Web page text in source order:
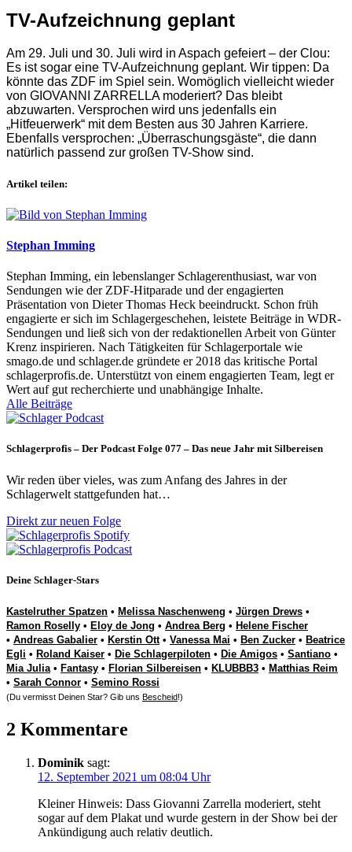
TV-Aufzeichnung geplant
Am 29. Juli und 30. Juli wird in Aspach gefeiert – der Clou:
Es ist sogar eine TV-Aufzeichnung geplant. Wir tippen: Da
könnte das ZDF im Spiel sein. Womöglich vielleicht wieder
von GIOVANNI ZARRELLA moderiert? Das bleibt
abzuwarten. Versprochen wird uns jedenfalls ein
„Hitfeuerwerk“ mit dem Besten aus 30 Jahren Karriere.
Ebenfalls versprochen: „Überraschungsgäste“, die dann
natürlich passend zur großen TV-Show sind.
Artikel teilen:
Stephan Imming
Stephan Imming, ein lebenslanger Schlagerenthusiast, war von
Sendungen wie der ZDF-Hitparade und der engagierten
Präsentation von Dieter Thomas Heck beeindruckt. Schon früh
engagierte er sich im Schlagergeschehen, leistete Beiträge in WDR-
Sendungen und ließ sich von der redaktionellen Arbeit von Günter
Krenz inspirieren. Nach Tätigkeiten für Schlagerportale wie
smago.de und schlager.de gründete er 2018 das kritische Portal
schlagerprofis.de. Unterstützt von einem engagierten Team, legt er
Wert auf gut recherchierte und unabhängige Inhalte.
Alle Beiträge
Schlagerprofis – Der Podcast Folge 077 – Das neue Jahr mit Silbereisen
Wir reden über vieles, was zum Anfang des Jahres in der
Schlagerwelt stattgefunden hat…
Direkt zur neuen Folge
Deine Schlager-Stars
Kastelruther Spatzen • Melissa Naschenweng • Jürgen Drews •
Ramon Roselly • Eloy de Jong • Andrea Berg • Helene Fischer
• Andreas Gabalier • Kerstin Ott• Vanessa Mai • Ben Zucker • Beatrice
Egli • Roland Kaiser • Die Schlagerpiloten • Die Amigos • Santiano •
Mia Julia• Fantasy • Florian Silbereisen • KLUBBB3 • Matthias Reim
• Sarah Connor • Semino Rossi
(Du vermisst Deinen Star? Gib uns Bescheid!)
2 Kommentare
Dominik sagt:
12. September 2021 um 08:04 Uhr
Kleiner Hinweis: Dass Giovanni Zarrella moderiert, steht
sogar auf dem Plakat und wurde gestern in der Show bei der
Ankündigung auch relativ deutlich.